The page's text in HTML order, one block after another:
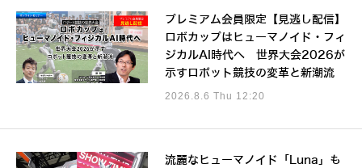
プレミアム会員限定【見逃し配信】
ロボカップはヒューマノイド・フィ
ジカルAI時代へ 世界大会2026が
示すロボット競技の変革と新潮流
2026.8.6 Thu 12:20
流麗なヒューマノイド「Luna」も